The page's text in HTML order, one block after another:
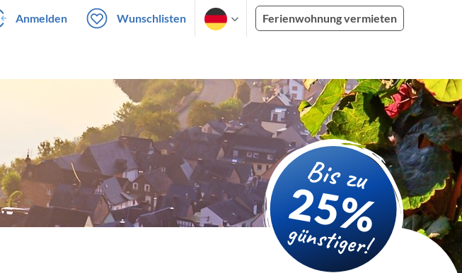
Anmelden Wunschlisten Ferienwohnung vermieten